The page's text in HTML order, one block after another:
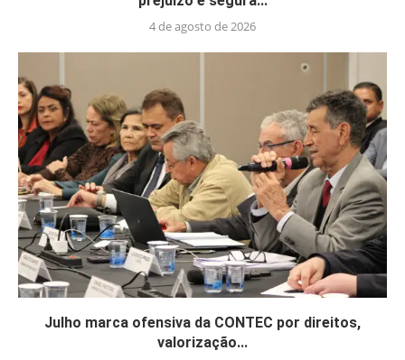
4 de agosto de 2026
Julho marca ofensiva da CONTEC por direitos,
valorização...